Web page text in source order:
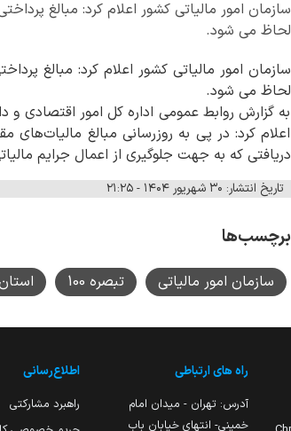
لحاظ می ‌شود.
لحاظ می ‌شود.
به گزارش روابط عمومی اداره کل امور اقتصادی و
اعلام کرد: در پی به‌ روزرسانی مبالغ
دریافتی که به جهت جلوگیری از اعمال جرایم
تاریخ انتشار: ۳۰ شهریور ۱۴۰۴ - ۲۱:۲۵
برچسب‌ها
سازمان امور مالیاتی تبصره 100
راه های ارتباطی
آدرس: تهران - میدان امام
خمینی- انتهای خیابان باب
اطلاع‌رسانی
راهبرد مشارکتی